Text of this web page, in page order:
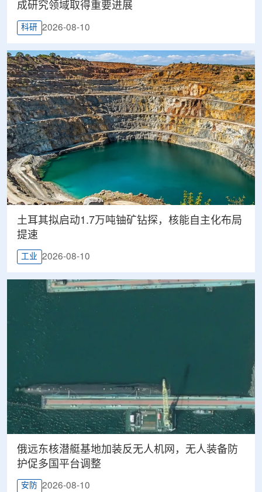
成研究领域取得重要进展
科研 2026-08-10
土耳其拟启动1.7万吨铀矿钻探，核能自主化布局
提速
工业 2026-08-10
俄远东核潜艇基地加装反无人机网，无人装备防
护促多国平台调整
安防 2026-08-10